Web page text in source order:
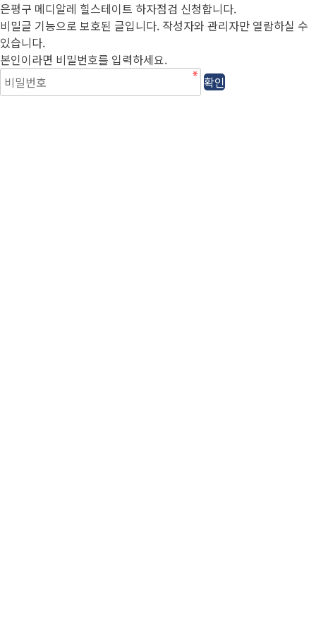
은평구 메디알레 힐스테이트 하자점검 신청합니다.
비밀글 기능으로 보호된 글입니다. 작성자와 관리자만 열람하실 수
있습니다.
본인이라면 비밀번호를 입력하세요.